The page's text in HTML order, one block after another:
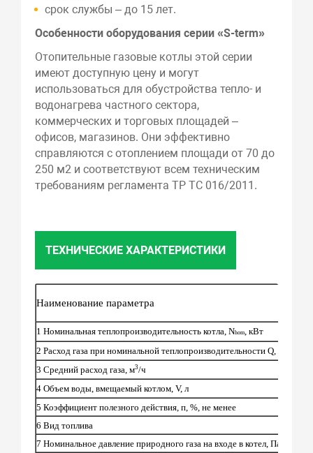
срок службы – до 15 лет.
Особенности оборудования серии «S-term»
Отопительные газовые котлы этой серии
имеют доступную цену и могут
использоваться для обустройства тепло- и
водонагрева частного сектора,
коммерческих и торговых площадей –
офисов, магазинов. Они эффективно
справляются с отоплением площади от 70 до
250 м2 и соответствуют всем техническим
требованиям регламента ТР ТС 016/2011.
ТЕХНИЧЕСКИЕ ХАРАКТЕРИСТИКИ
Наименование параметра
1 Номинальная теплопроизводительность котла,Nhom ,кВт
2Расход газа при номинальной теплопроизводительностиQ,
3Средний расход газа, м3/ч
4 Объем воды, вмещаемый котлом, V, л
5 Коэффициент полезного действия, п, %, не менее
6 Вид топлива
7 Номинальное давление природного газа на входе в котел, Па